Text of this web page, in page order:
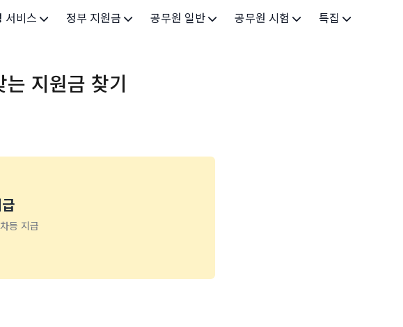
서비스
24
부
비스
정부 지원금
소상공인
공무원 일반 공무원 시험 특집
지원금 찾기
등 지급